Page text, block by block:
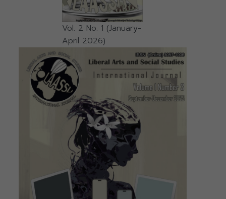
Vol. 2 No. 1 (January-
April 2026)